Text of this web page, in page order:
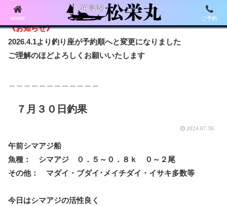
《お知らせ》
2026.4.1より釣り座が予約順へと変更になりました
ご理解のほどよろしくお願いいたします
７月３０日釣果
2024.07.30
午前シマアジ船
魚種： シマアジ ０．５～０．８ｋ ０～２尾
その他： マダイ・ブダイ･メイチダイ・イサキ多数等
今日はシマアジの活性良く
HOME ご予約